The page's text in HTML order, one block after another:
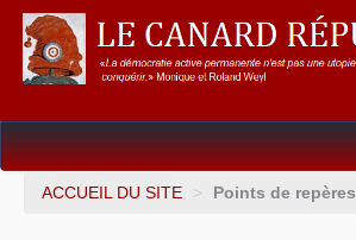
Dossiers
ACCUEIL DU SITE > Points de repères